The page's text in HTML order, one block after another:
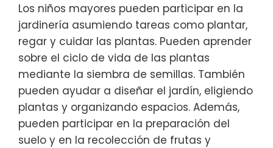
Los niños mayores pueden participar en la
jardinería asumiendo tareas como plantar,
regar y cuidar las plantas. Pueden aprender
sobre el ciclo de vida de las plantas
mediante la siembra de semillas. También
pueden ayudar a diseñar el jardín, eligiendo
plantas y organizando espacios. Además,
pueden participar en la preparación del
suelo y en la recolección de frutas y